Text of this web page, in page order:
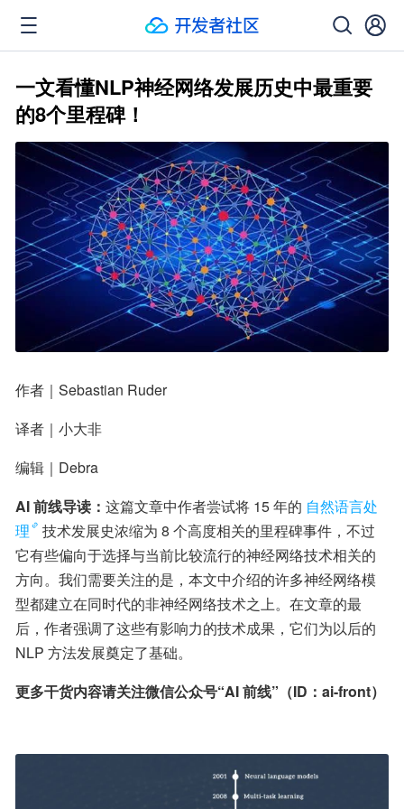
一文看懂NLP神经网络发展历史中最重要
的8个里程碑！
作者｜Sebastian Ruder
译者｜小大非
编辑｜Debra
AI 前线导读： 这篇文章中作者尝试将 15 年的 自然语言处
理
技术发展史浓缩为 8 个高度相关的里程碑事件，不过
它有些偏向于选择与当前比较流行的神经网络技术相关的
方向。我们需要关注的是，本文中介绍的许多神经网络模
型都建立在同时代的非神经网络技术之上。在文章的最
后，作者强调了这些有影响力的技术成果，它们为以后的
NLP 方法发展奠定了基础。
更多干货内容请关注微信公众号“AI 前线”（ID：ai-front）